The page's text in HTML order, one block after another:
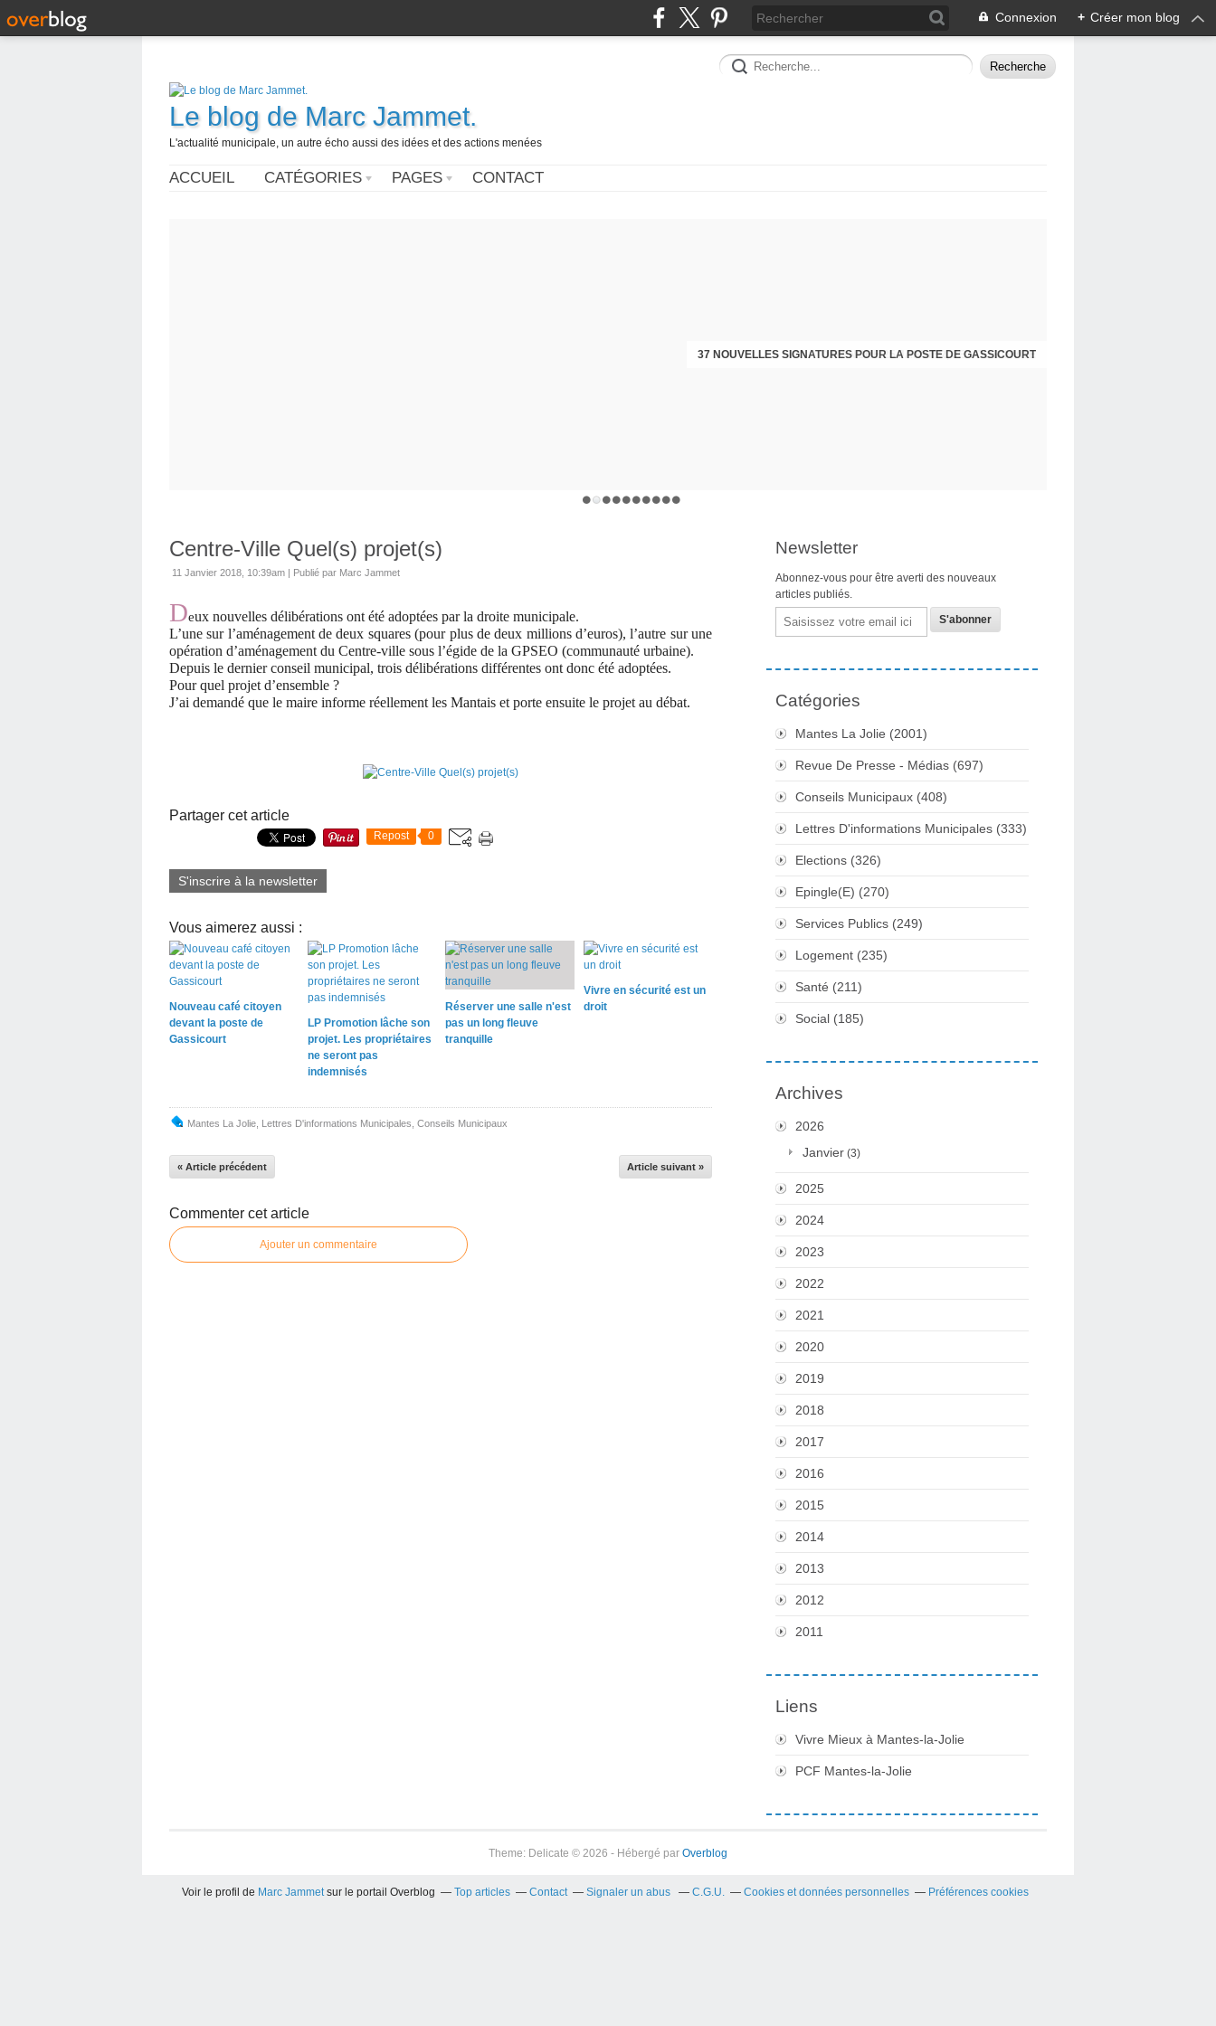
Connexion + Créer mon blog
Le blog de Marc Jammet.
L'actualité municipale, un autre écho aussi des idées et des actions menées
ACCUEIL CATÉGORIES PAGES CONTACT
37 NOUVELLES SIGNATURES POUR LA POSTE DE GASSICOURT
DIMANCHE 25 JANVIER, JE VOUS INVITE
Centre-Ville Quel(s) projet(s)
11 Janvier 2018, 10:39am | Publié par Marc Jammet
Deux nouvelles délibérations ont été adoptées par la droite municipale.
L’une sur l’aménagement de deux squares (pour plus de deux millions d’euros), l’autre sur une
opération d’aménagement du Centre-ville sous l’égide de la GPSEO (communauté urbaine).
Depuis le dernier conseil municipal, trois délibérations différentes ont donc été adoptées.
Pour quel projet d’ensemble ?
J’ai demandé que le maire informe réellement les Mantais et porte ensuite le projet au débat.
Partager cet article
Repost 0
S'inscrire à la newsletter
Vous aimerez aussi :
Nouveau café citoyen
devant la poste de
Gassicourt
LP Promotion lâche son
projet. Les propriétaires
ne seront pas
indemnisés
Réserver une salle n'est
pas un long fleuve
tranquille
Vivre en sécurité est un
droit
Mantes La Jolie Lettres D'informations Municipales Conseils Municipaux
« Article précédent Article suivant »
Commenter cet article
Ajouter un commentaire
Newsletter
Abonnez-vous pour être averti des nouveaux
articles publiés.
Email
Catégories
Mantes La Jolie (2001)
Revue De Presse - Médias (697)
Conseils Municipaux (408)
Lettres D'informations Municipales (333)
Elections (326)
Epingle(e) (270)
Services Publics (249)
Logement (235)
Santé (211)
Social (185)
Archives
2026
Janvier (3)
2025
2024
2023
2022
2021
2020
2019
2018
2017
2016
2015
2014
2013
2012
2011
Liens
Vivre Mieux à Mantes-la-Jolie
PCF Mantes-la-Jolie
Theme: Delicate © 2026 - Hébergé par Overblog
Voir le profil de Marc Jammetsur le portail Overblog Top articles Contact Signaler un abus C.G.U. Cookies et données personnelles Préférences cookies